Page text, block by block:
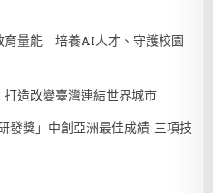
育量能 培養AI人才、守護校園
造改變臺灣連結世界城市
發獎」中創亞洲最佳成績 三項技